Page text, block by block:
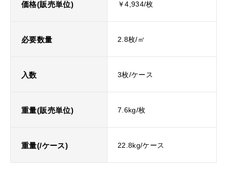
価格(販売単位) ￥4,934/枚
必要数量 2.8枚/㎡
入数 3枚/ケース
重量(販売単位) 7.6kg/枚
重量(/ケース) 22.8kg/ケース